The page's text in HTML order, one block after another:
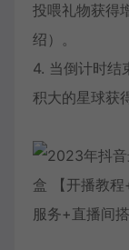
投喂礼物获得
绍）。
4. 当倒计时结
积大的星球获